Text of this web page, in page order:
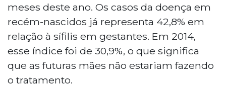
meses deste ano. Os casos da doença em
recém-nascidos já representa 42,8% em
relação à sífilis em gestantes. Em 2014,
esse índice foi de 30,9%, o que significa
que as futuras mães não estariam fazendo
o tratamento.